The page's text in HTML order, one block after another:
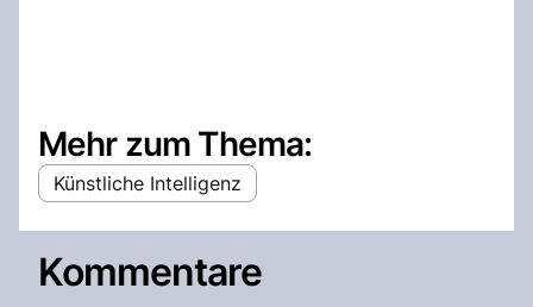
Mehr zum Thema:
Künstliche Intelligenz
Kommentare